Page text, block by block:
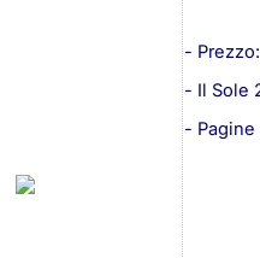
-
- Il Sole
- Pagine